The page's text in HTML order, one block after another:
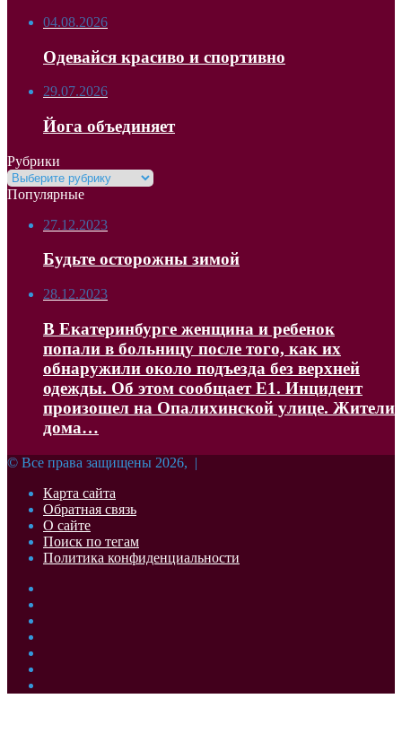
04.08.2026
Одевайся красиво и спортивно
29.07.2026
Йога объединяет
Рубрики
Рубрики
Популярные
27.12.2023
Будьте осторожны зимой
28.12.2023
В Екатеринбурге женщина и ребенок
попали в больницу после того, как их
обнаружили около подъезда без верхней
одежды. Об этом сообщает Е1. Инцидент
произошел на Опалихинской улице. Жители
дома…
© Все права защищены 2026, |
Карта сайта
Обратная связь
О сайте
Поиск по тегам
Политика конфиденциальности